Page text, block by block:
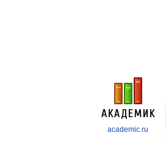
academic.ru